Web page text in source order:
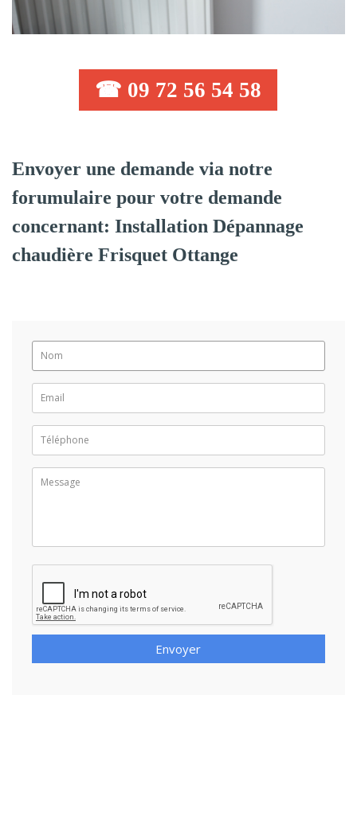
☎ 09 72 56 54 58
Envoyer une demande via notre
forumulaire pour votre demande
concernant: Installation Dépannage
chaudière Frisquet Ottange
Envoyer